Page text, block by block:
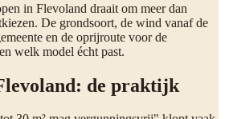
in Flevoland draait om meer dan
De grondsoort, de wind vanaf de
en de oprijroute voor de
welk model écht past.
de praktijk